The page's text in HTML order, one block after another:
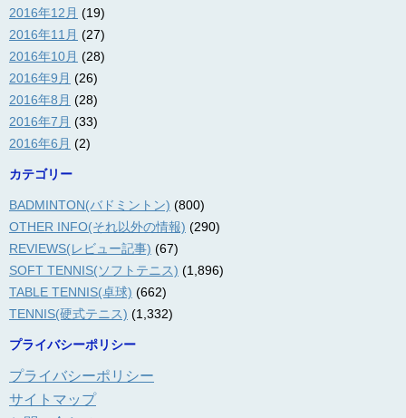
2016年12月 (19)
2016年11月 (27)
2016年10月 (28)
2016年9月 (26)
2016年8月 (28)
2016年7月 (33)
2016年6月 (2)
カテゴリー
BADMINTON(バドミントン) (800)
OTHER INFO(それ以外の情報) (290)
REVIEWS(レビュー記事) (67)
SOFT TENNIS(ソフトテニス) (1,896)
TABLE TENNIS(卓球) (662)
TENNIS(硬式テニス) (1,332)
プライバシーポリシー
プライバシーポリシー
サイトマップ